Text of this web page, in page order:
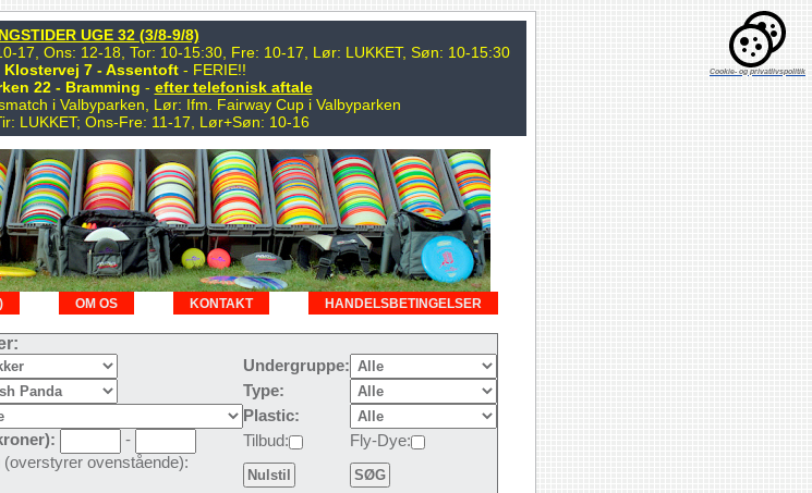
UGE 32 (3/8-9/8)
17, Ons: 12-18, Tor: 10-15:30, Fre: 10-17, Lør: LUKKET, Søn: 10-15:30
7 - Assentoft - FERIE!!
22 - Bramming - efter telefonisk aftale
i Valbyparken, Lør: Ifm. Fairway Cup i Valbyparken
LUKKET; Ons-Fre: 11-17, Lør+Søn: 10-16
HANDELSBETINGELSER
KONTAKT
OM OS
Undergruppe:
Type:
Plastic:
- Tilbud:
Fly-Dye:
ovenstående):
Cookie- og privatlivspolitik